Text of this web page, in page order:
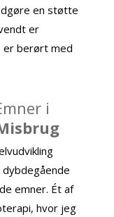
en støtte
er
er berørt med
i
emner. Ét af
hvor jeg